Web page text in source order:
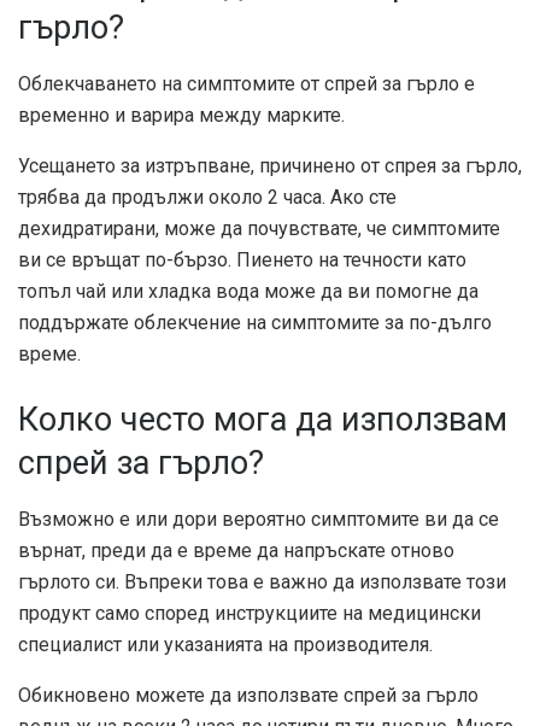
гърло?
Облекчаването на симптомите от спрей за гърло е
временно и варира между марките.
Усещането за изтръпване, причинено от спрея за гърло,
трябва да продължи около 2 часа. Ако сте
дехидратирани, може да почувствате, че симптомите
ви се връщат по-бързо. Пиенето на течности като
топъл чай или хладка вода може да ви помогне да
поддържате облекчение на симптомите за по-дълго
време.
Колко често мога да използвам
спрей за гърло?
Възможно е или дори вероятно симптомите ви да се
върнат, преди да е време да напръскате отново
гърлото си. Въпреки това е важно да използвате този
продукт само според инструкциите на медицински
специалист или указанията на производителя.
Обикновено можете да използвате спрей за гърло